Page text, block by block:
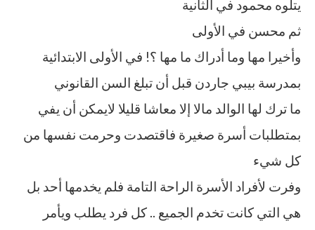
يتلوه محمود في الثانية
ثم محسن في الأولى
وأخيرا مها وما أدراك ما مها ؟! في الأولى الابتدائية
بمدرسة بيبي جاردن قبل أن تبلغ السن القانوني
ما ترك لها الوالد مالا إلا معاشا قليلا لايمكن أن يفي
بمتطلبات أسرة صغيرة فاقتصدت وحرمت نفسها من
كل شيء
وفرت لأفراد الأسرة الراحة التامة فلم يخدمها أحد بل
هي التي كانت تخدم الجميع .. كل فرد يطلب ويأمر